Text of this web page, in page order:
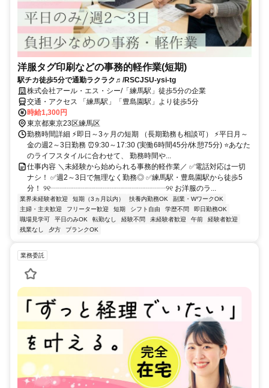
洋服タグ印刷などの事務的軽作業(短期)
駅チカ徒歩5分で通勤ラクラク♬/RSCJSU-ysi-tg
株式会社アール・エス・シー/「練馬駅」徒歩5分の企業
交通・アクセス 「練馬駅」「豊島園駅」より徒歩5分
時給1,300円
東京都東京23区練馬区
勤務時間詳細 ⚡即日～3ヶ月の短期 （長期勤務も相談可） ⚡平日月～
金の週2～3日勤務 ⏰9:30～17:30 (実働6時間45分/休憩75分) ⭐あなた
のライフスタイルに合わせて、 勤務時間や...
仕事内容 ＼未経験から始められる事務的軽作業／ ✅電話対応は一切
ナシ！ ✅週2～3日で無理なく勤務◎ ✅練馬駅・豊島園駅から徒歩5
分！ ୨୧┈┈┈┈┈┈┈┈┈┈┈┈┈┈┈┈୨୧ お洋服のラ...
業界未経験者歓迎 短期（3ヵ月以内） 扶養内勤務OK
副業・WワークOK
主婦・主夫歓迎
フリーター歓迎 短期 シフト自由 学歴不問
即日勤務OK
職場見学可
平日のみOK 転勤なし 経験不問 未経験者歓迎 午前
経験者歓迎
残業なし
夕方 ブランクOK
業務委託